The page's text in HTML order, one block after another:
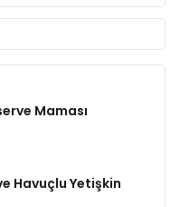
Maması
Havuçlu Yetişkin